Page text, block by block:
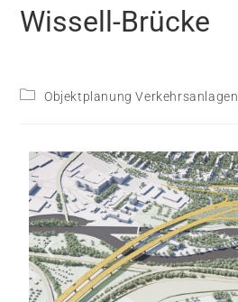
Wissell-Brücke
Objektplanung Verkehrsanlagen